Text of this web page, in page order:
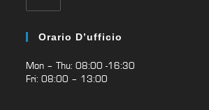
Orario D’ufficio
Mon – Thu: 08:00 -16:30
Fri: 08:00 – 13:00